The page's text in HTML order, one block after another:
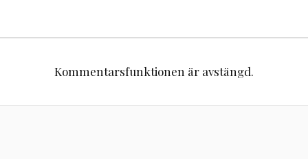
Kommentarsfunktionen är avstängd.